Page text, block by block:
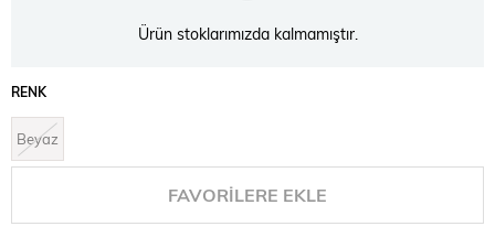
Ürün stoklarımızda kalmamıştır.
RENK
Beyaz
FAVORILERE EKLE